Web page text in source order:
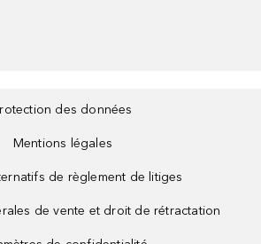
des données
Mentions légales
de règlement de litiges
de vente et droit de rétractation